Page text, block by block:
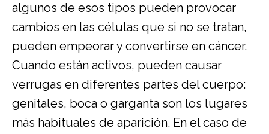
algunos de esos tipos pueden provocar
cambios en las células que si no se tratan,
pueden empeorar y convertirse en cáncer.
Cuando están activos, pueden causar
verrugas en diferentes partes del cuerpo:
genitales, boca o garganta son los lugares
más habituales de aparición. En el caso de